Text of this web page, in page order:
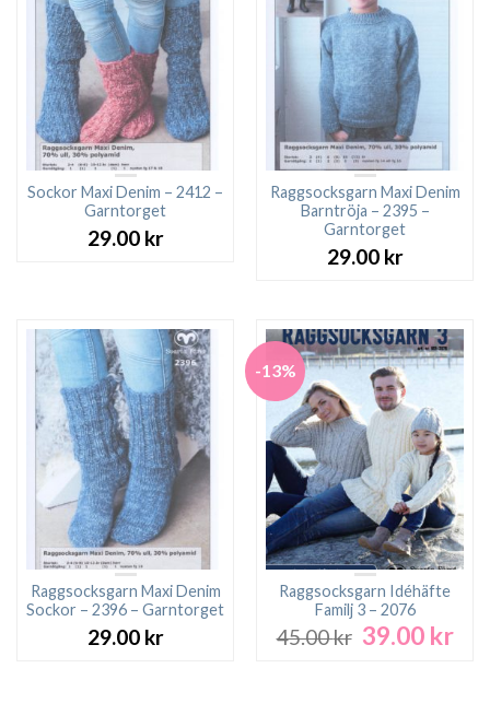
Sockor Maxi Denim – 2412 –
Garntorget
29.00 kr
Raggsocksgarn Maxi Denim
Barntröja – 2395 –
Garntorget
29.00 kr
Raggsocksgarn Maxi Denim
Sockor – 2396 – Garntorget
29.00 kr
-13%
Raggsocksgarn Idéhäfte
Familj 3 – 2076
45.00kr Det
39.00 krDet